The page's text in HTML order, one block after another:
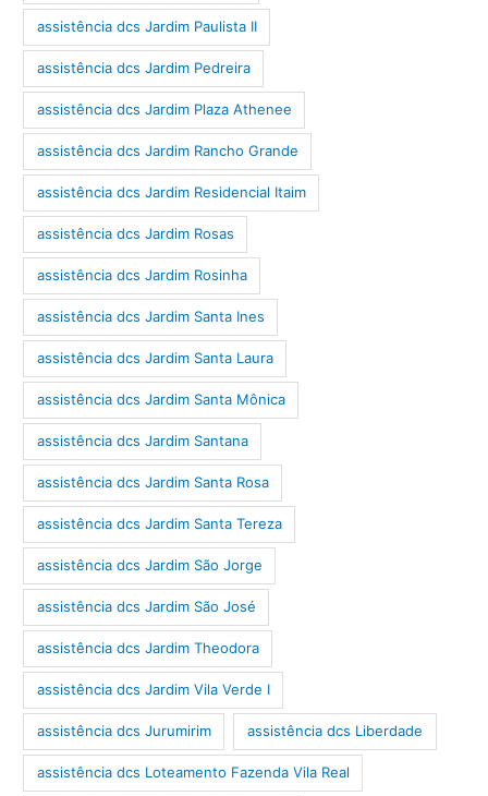
assistência dcs Jardim Paulista II
assistência dcs Jardim Pedreira
assistência dcs Jardim Plaza Athenee
assistência dcs Jardim Rancho Grande
assistência dcs Jardim Residencial Itaim
assistência dcs Jardim Rosas
assistência dcs Jardim Rosinha
assistência dcs Jardim Santa Ines
assistência dcs Jardim Santa Laura
assistência dcs Jardim Santa Mônica
assistência dcs Jardim Santana
assistência dcs Jardim Santa Rosa
assistência dcs Jardim Santa Tereza
assistência dcs Jardim São Jorge
assistência dcs Jardim São José
assistência dcs Jardim Theodora
assistência dcs Jardim Vila Verde I
assistência dcs Jurumirim assistência dcs Liberdade
assistência dcs Loteamento Fazenda Vila Real